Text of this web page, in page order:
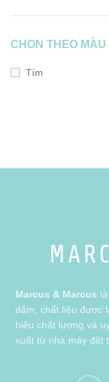
CHON THEO MÀU
Tím
Marcus & Marcus
dặm, chất liệu được
hiệu chất lượng và
xuất từ nhà máy đặt